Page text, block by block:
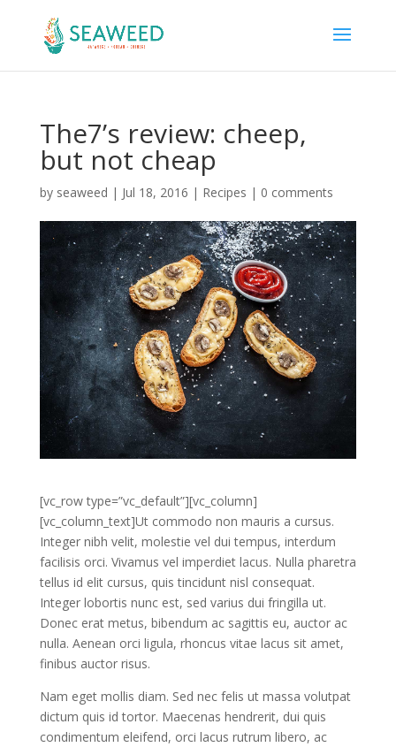
The7’s review: cheep,
but not cheap
by seaweed | Jul 18, 2016 | Recipes | 0 comments
[vc_row type=”vc_default”][vc_column]
[vc_column_text]Ut commodo non mauris a cursus.
Integer nibh velit, molestie vel dui tempus, interdum
facilisis orci. Vivamus vel imperdiet lacus. Nulla pharetra
tellus id elit cursus, quis tincidunt nisl consequat.
Integer lobortis nunc est, sed varius dui fringilla ut.
Donec erat metus, bibendum ac sagittis eu, auctor ac
nulla. Aenean orci ligula, rhoncus vitae lacus sit amet,
finibus auctor risus.
Nam eget mollis diam. Sed nec felis ut massa volutpat
dictum quis id tortor. Maecenas hendrerit, dui quis
condimentum eleifend, orci lacus rutrum libero, ac